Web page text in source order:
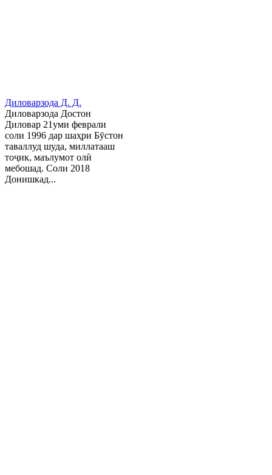
Диловарзода Д. Д.
Диловарзода Достон
Диловар 21уми феврали
соли 1996 дар шаҳри Бӯстон
таваллуд шуда, миллатааш
тоҷик, маълумот олӣ
мебошад. Соли 2018
Донишкад...